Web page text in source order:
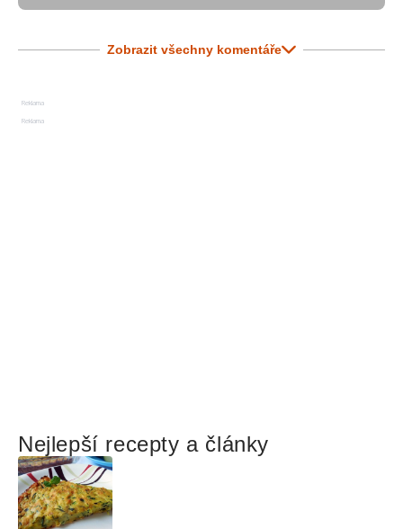
Zobrazit všechny komentáře
Reklama
Reklama
Nejlepší recepty a články